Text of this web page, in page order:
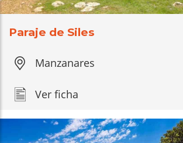
Paraje de Siles
Manzanares
Ver ficha